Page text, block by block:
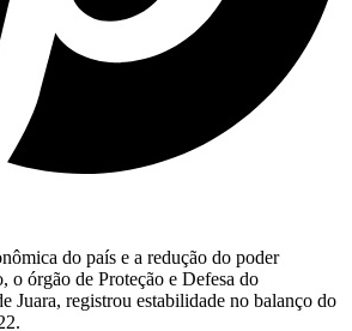
do país e a redução do poder
o órgão de Proteção e Defesa do
Juara, registrou estabilidade no balanço do